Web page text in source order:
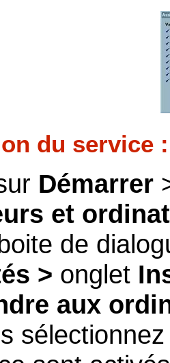
du service :
Démarrer
et
de
> onglet
aux